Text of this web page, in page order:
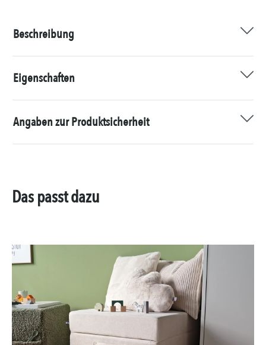
Beschreibung
Eigenschaften
Angaben zur Produktsicherheit
Das passt dazu